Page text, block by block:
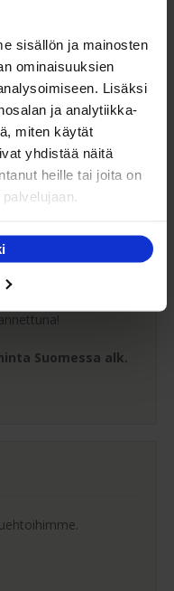
sisällön ja mainosten
ominaisuuksien
Lisäksi
ja analytiikka-
miten käytät
yhdistää näitä
heille tai joita on
päivää tai erissä
tapa
Suomessa alk.